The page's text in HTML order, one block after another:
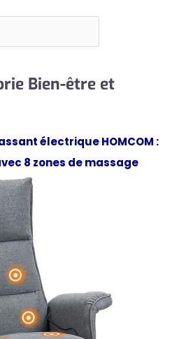
Bien-être et
électrique HOMCOM :
8 zones de massage